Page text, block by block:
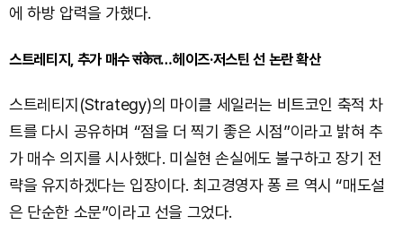
에 하방 압력을 가했다.
스트레티지, 추가 매수 संकेत…헤이즈·저스틴 선 논란 확산
스트레티지(Strategy)의 마이클 세일러는 비트코인 축적 차
트를 다시 공유하며 “점을 더 찍기 좋은 시점”이라고 밝혀 추
가 매수 의지를 시사했다. 미실현 손실에도 불구하고 장기 전
략을 유지하겠다는 입장이다. 최고경영자 퐁 르 역시 “매도설
은 단순한 소문”이라고 선을 그었다.